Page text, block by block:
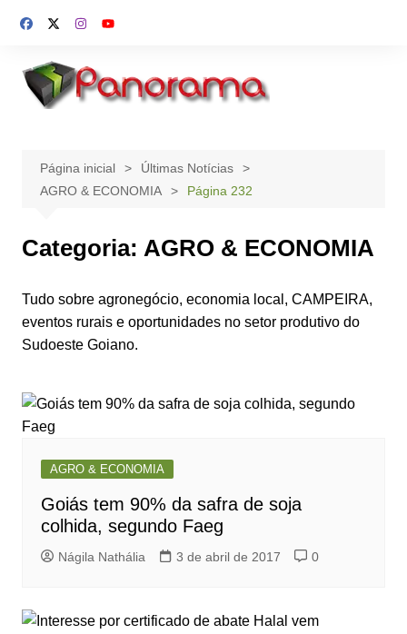
para
conteúdo
Página inicial
Últimas Notícias
AGRO & ECONOMIA
Página 232
Categoria: AGRO & ECONOMIA
Tudo sobre agronegócio, economia local, CAMPEIRA,
eventos rurais e oportunidades no setor produtivo do
Sudoeste Goiano.
AGRO & ECONOMIA
Goiás tem 90% da safra de soja
colhida, segundo Faeg
Nágila Nathália 3 de abril de 2017 0